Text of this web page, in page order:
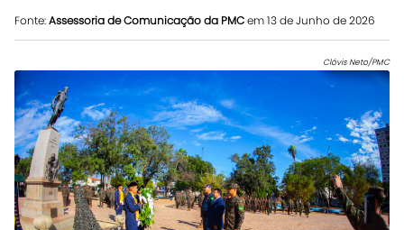
Fonte:Assessoria de Comunicação da PMCem 13 de Junho de 2026
Clóvis Neto/PMC